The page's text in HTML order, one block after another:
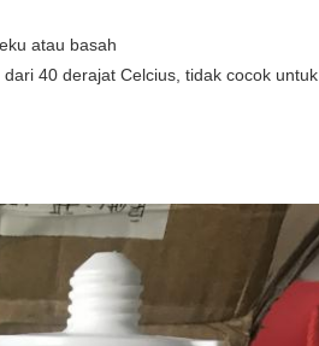
atau basah
40 derajat Celcius, tidak cocok untuk